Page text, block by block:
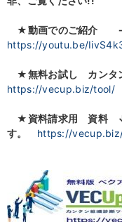
★動画でのご紹介
https://youtu.be/
★無料お試し カンタ
https://vecup.biz/tool/
★資料請求用 資料 ↓
す。 https://